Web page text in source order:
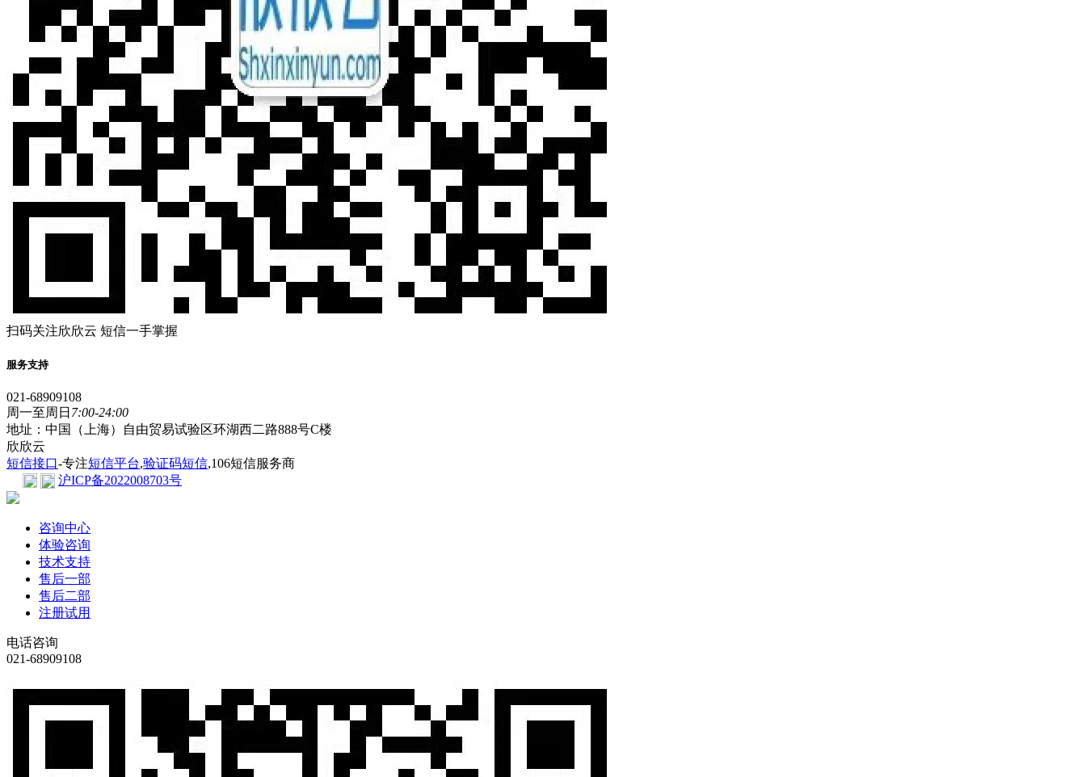
扫码关注欣欣云 短信一手掌握
服务支持
021-68909108
周一至周日 7:00-24:00
地址：中国（上海）自由贸易试验区环湖西二路888号C楼
欣欣云
短信接口-专注短信平台,验证码短信,106短信服务商
沪ICP备2022008703号
咨询中心
体验咨询
技术支持
售后一部
售后二部
注册试用
电话咨询
021-68909108